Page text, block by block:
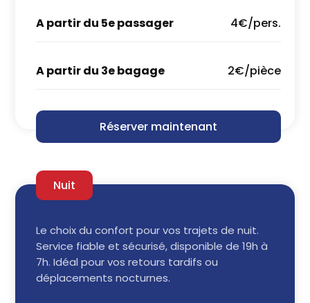
A partir du 5e passager 4€/pers.
A partir du 3e bagage 2€/pièce
Réserver maintenant
Nuit
Le choix du confort pour vos trajets de nuit.
Service fiable et sécurisé, disponible de 19h à
7h. Idéal pour vos retours tardifs ou
déplacements nocturnes.